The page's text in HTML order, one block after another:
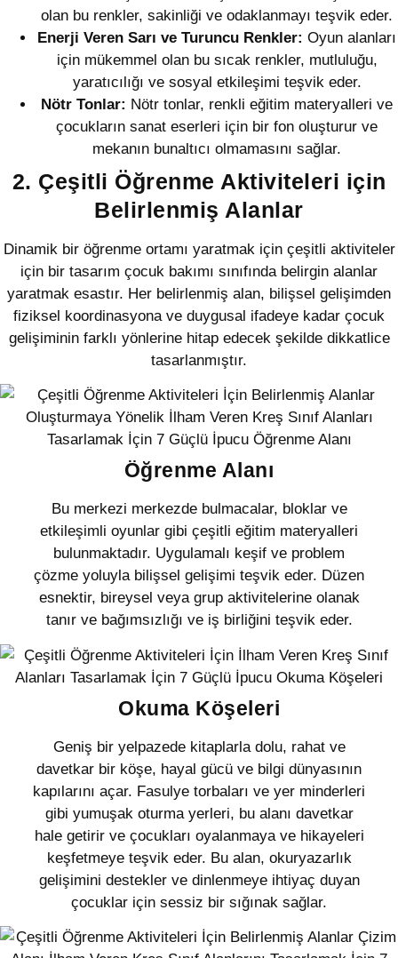
olan bu renkler, sakinliği ve odaklanmayı teşvik eder.
Enerji Veren Sarı ve Turuncu Renkler: Oyun alanları
için mükemmel olan bu sıcak renkler, mutluluğu,
yaratıcılığı ve sosyal etkileşimi teşvik eder.
Nötr Tonlar: Nötr tonlar, renkli eğitim materyalleri ve
çocukların sanat eserleri için bir fon oluşturur ve
mekanın bunaltıcı olmamasını sağlar.
2. Çeşitli Öğrenme Aktiviteleri için
Belirlenmiş Alanlar
Dinamik bir öğrenme ortamı yaratmak için çeşitli aktiviteler
için bir tasarım çocuk bakımı sınıfında belirgin alanlar
yaratmak esastır. Her belirlenmiş alan, bilişsel gelişimden
fiziksel koordinasyona ve duygusal ifadeye kadar çocuk
gelişiminin farklı yönlerine hitap edecek şekilde dikkatlice
tasarlanmıştır.
Öğrenme Alanı
Bu merkezi merkezde bulmacalar, bloklar ve
etkileşimli oyunlar gibi çeşitli eğitim materyalleri
bulunmaktadır. Uygulamalı keşif ve problem
çözme yoluyla bilişsel gelişimi teşvik eder. Düzen
esnektir, bireysel veya grup aktivitelerine olanak
tanır ve bağımsızlığı ve iş birliğini teşvik eder.
Okuma Köşeleri
Geniş bir yelpazede kitaplarla dolu, rahat ve
davetkar bir köşe, hayal gücü ve bilgi dünyasının
kapılarını açar. Fasulye torbaları ve yer minderleri
gibi yumuşak oturma yerleri, bu alanı davetkar
hale getirir ve çocukları oyalanmaya ve hikayeleri
keşfetmeye teşvik eder. Bu alan, okuryazarlık
gelişimini destekler ve dinlenmeye ihtiyaç duyan
çocuklar için sessiz bir sığınak sağlar.